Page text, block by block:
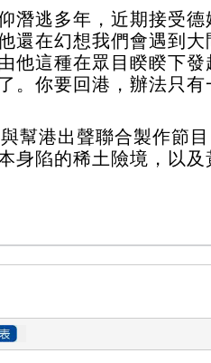
潛逃多年，近期接受
還在幻想我們會遇到
他這種在眾目睽睽下
。你要回港，辦法只
幫港出聲聯合製作節
身陷的稀土險境，以及